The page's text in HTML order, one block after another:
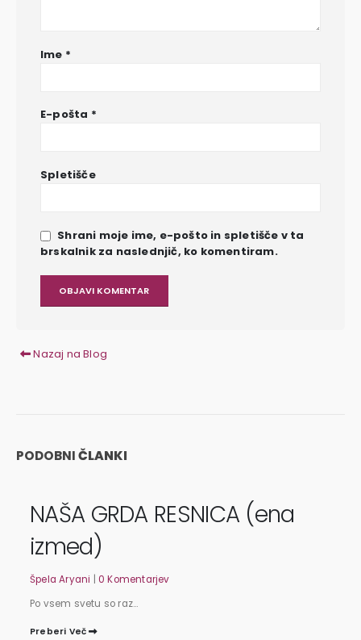
Ime *
E-pošta *
Spletišče
Shrani moje ime, e-pošto in spletišče v ta
brskalnik za naslednjič, ko komentiram.
Nazaj na Blog
PODOBNIČLANKI
NAŠA GRDA RESNICA (ena
izmed)
Špela Aryani |0 Komentarjev
Po vsem svetu so raz...
Preberi Več